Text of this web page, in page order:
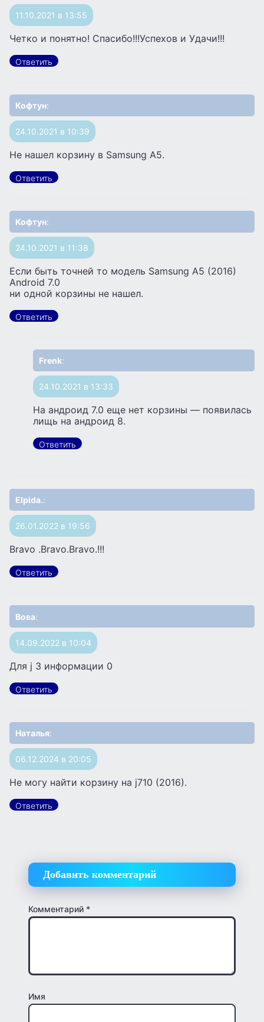
11.10.2021 в 13:55
Четко и понятно! Спасибо!!!Успехов и Удачи!!!
Ответить
Кофтун:
24.10.2021 в 10:39
Не нашел корзину в Samsung A5.
Ответить
Кофтун:
24.10.2021 в 11:38
Если быть точней то модель Samsung A5 (2016)
Android 7.0
ни одной корзины не нашел.
Ответить
Frenk:
24.10.2021 в 13:33
На андроид 7.0 еще нет корзины — появилась
лищь на андроид 8.
Ответить
Elpida.:
26.01.2022 в 19:56
Bravo .Bravo.Bravo.!!!
Ответить
Вова:
14.09.2022 в 10:04
Для j 3 информации 0
Ответить
Наталья:
06.12.2024 в 20:05
Не могу найти корзину на j710 (2016).
Ответить
Добавить комментарий
Комментарий *
Имя